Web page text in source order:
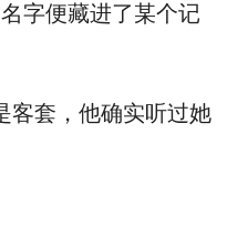
字便藏进了某个记
套，他确实听过她